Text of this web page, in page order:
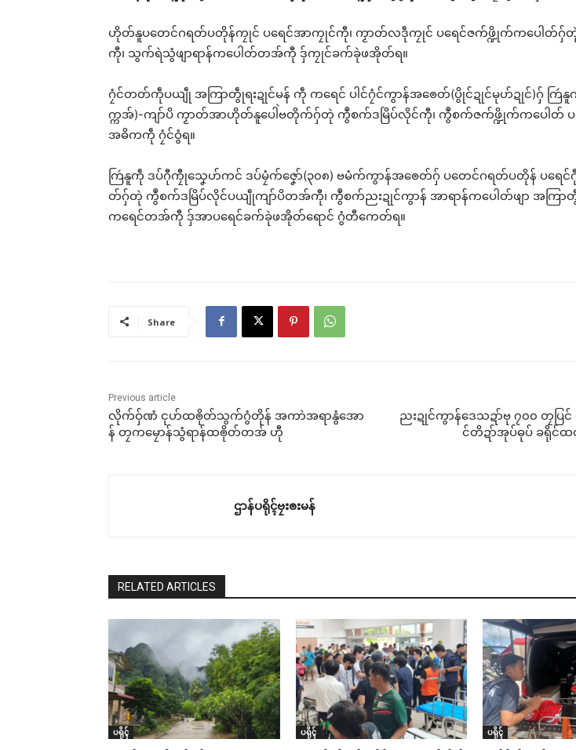
ဗွဳဒဳယဵု
© ဌာန်ပရိုၚ်ဗၠးၜးမန်
ဟိုတ်နူပတေင်ဂရတ်ပတိုန်ကၠုင် ပရေင်အာကၠုင်ကီု၊ ကၟာတ်လဒဵုကၠုင် ပရေင်ဇက်ဖ္ဍိုက်ကပေါတ်
ကီု၊ သွက်ရဲသွံဖျာရာန်ကပေါတ်တအ်ကီု ဒှ်ကၠုင်ခက်ခုဲဖအိုတ်ရ။
ဂၠံင်တတ်ကဵုပယျဵု အကြာတွဵုရးဍုင်မန် ကဵု ကရေင် ပါင်ဂၠံင်ကွာန်အၜေတ်(ပွိုင်ဍုင်မုဟ်ဍုင်)ဂှ် ကြဴနူကဵု
က္ကအ်)-ကျာ်ပိ ကၟာတ်အာဟိုတ်နူပေါဲဗတိုက်ဂှ်တုဲ ကွဳစက်ဒမြိပ်လိုင်ကီု၊ ကွဳစက်ဇက်ဖ္ဍိုက်ကပေါတ် ပ
အဓိကကဵု ဂၠံင်ဝွံရ။
ကြဴနူကဵု ဒပ်ဂီုကၠီုသၞေဟ်ကင် ဒပ်မၠံက်ဇၞော်(၃၀၈) ဗမံက်ကွာန်အၜေတ်ဂှ် ပတေင်ဂရတ်ပတိုန် ပရေင်ဂီု
တ်ဂှ်တုဲ ကွဳစက်ဒမြိပ်လိုင်ပယျဵုကျာ်ပိတအ်ကီု၊ ကွဳစက်ညးဍုင်ကွာန် အာရာန်ကပေါတ်ဖျာ အကြာ
ကရေင်တအ်ကီု ဒှ်အာပရေင်ခက်ခုဲဖအိုတ်ရောင် ဂွံတီကေတ်ရ။
Share
Previous article
လိုက်ဝှ်ဏံ ၚုဟ်ထၜိုတ်သွက်ဂွံတိုန် အကာဲအရာနွံအော
န် တၠကမၠောန်သွံရာန်ထၜိုတ်တအ် ဟီု
ညးဍုင်ကွာန်ဒေသဍာ်ဗု ၇၀၀ တၠပြင်
င်တိဍာ်အုပ်ဓုပ် ခရိုင်ထ
ဌာန်ပရိုၚ်ဗၠးၜးမန်
RELATED ARTICLES
ပရိုၚ် ပရိုၚ် ပရိုၚ်